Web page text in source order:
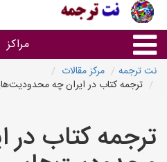
مراکز
خدمات ترجمه
دفاتر
نت ترجمه
مرکز مقالات
ترجمه کتاب در ایران چه
ترجمه کتاب در